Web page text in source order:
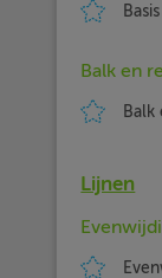
Balk en
Balk
Lijnen